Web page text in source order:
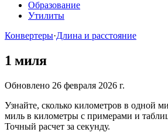
Образование
Утилиты
Конвертеры·Длина и расстояние
1 миля
Обновлено 26 февраля 2026 г.
Узнайте, сколько километров в одной
миль в километры с примерами и
Точный расчет за секунду.